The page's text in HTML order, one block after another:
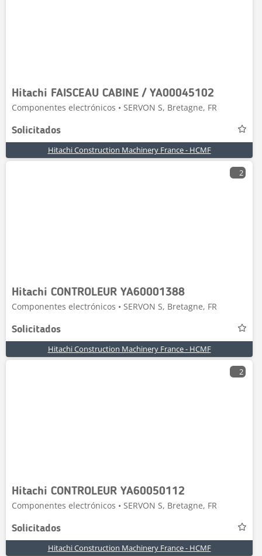
Hitachi FAISCEAU CABINE / YA00045102
Componentes electrónicos • SERVON S, Bretagne, FR
Solicitados
Hitachi Construction Machinery France - HCMF
2
Hitachi CONTROLEUR YA60001388
Componentes electrónicos • SERVON S, Bretagne, FR
Solicitados
Hitachi Construction Machinery France - HCMF
2
Hitachi CONTROLEUR YA60050112
Componentes electrónicos • SERVON S, Bretagne, FR
Solicitados
Hitachi Construction Machinery France - HCMF